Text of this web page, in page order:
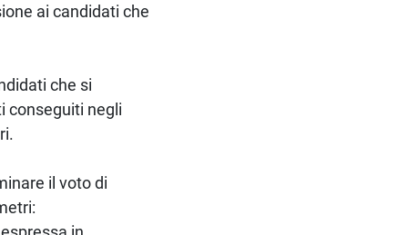
ai candidati che
che si
conseguiti negli
il voto di